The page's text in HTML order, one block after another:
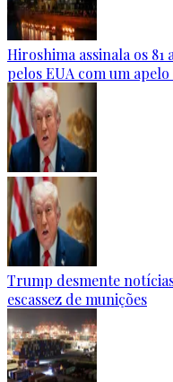
Hiroshima assinala os
pelos EUA com um
Trump desmente
escassez de munições